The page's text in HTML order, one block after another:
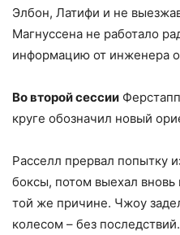
Элбон, Латифи и не
Магнуссена не работало
информацию от инженера
Во второй сессии
круге обозначил новый
Расселл прервал попытку
боксы, потом выехал
той же причине. Чжоу
колесом – без последствий.